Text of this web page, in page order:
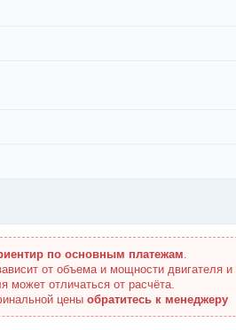
по основным платежам.
от объема и мощности двигателя и
может отличаться от расчёта.
цены обратитесь к менеджеру